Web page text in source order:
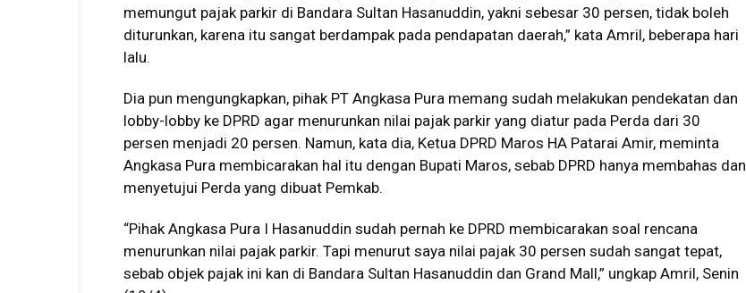
memungut pajak parkir di Bandara Sultan Hasanuddin, yakni sebesar 30 persen, tidak boleh
diturunkan, karena itu sangat berdampak pada pendapatan daerah,” kata Amril, beberapa hari
lalu.
Dia pun mengungkapkan, pihak PT Angkasa Pura memang sudah melakukan pendekatan dan
lobby-lobby ke DPRD agar menurunkan nilai pajak parkir yang diatur pada Perda dari 30
persen menjadi 20 persen. Namun, kata dia, Ketua DPRD Maros HA Patarai Amir, meminta
Angkasa Pura membicarakan hal itu dengan Bupati Maros, sebab DPRD hanya membahas dan
menyetujui Perda yang dibuat Pemkab.
“Pihak Angkasa Pura I Hasanuddin sudah pernah ke DPRD membicarakan soal rencana
menurunkan nilai pajak parkir. Tapi menurut saya nilai pajak 30 persen sudah sangat tepat,
sebab objek pajak ini kan di Bandara Sultan Hasanuddin dan Grand Mall,” ungkap Amril, Senin